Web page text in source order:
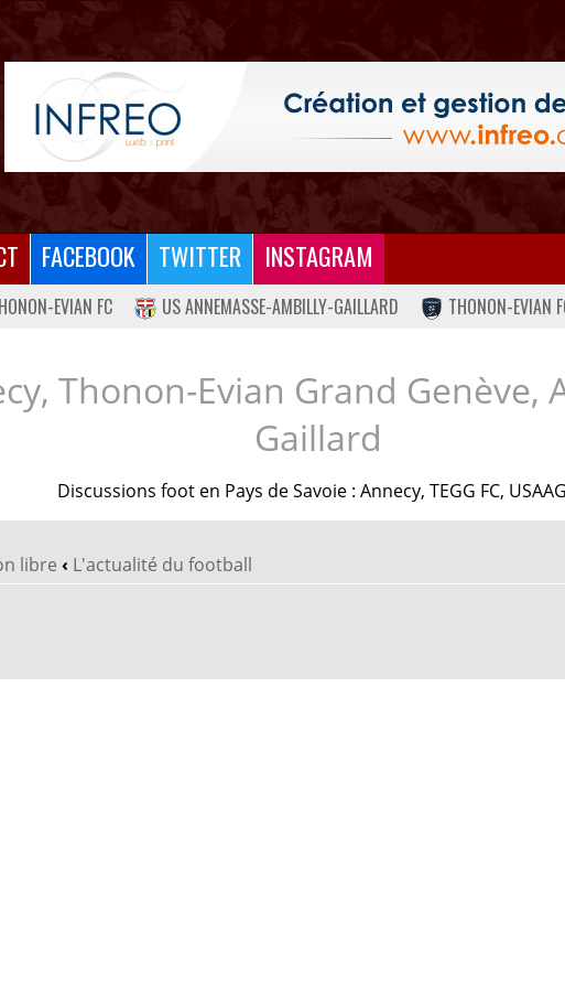
FACEBOOK TWITTER INSTAGRAM
EVIAN FC US ANNEMASSE-AMBILLY-GAILLARD THONON-EVIAN
Thonon-Evian Grand Genève,
Gaillard
Discussions foot en Pays de Savoie : Annecy, TEGG FC,
libre ‹ L'actualité du football